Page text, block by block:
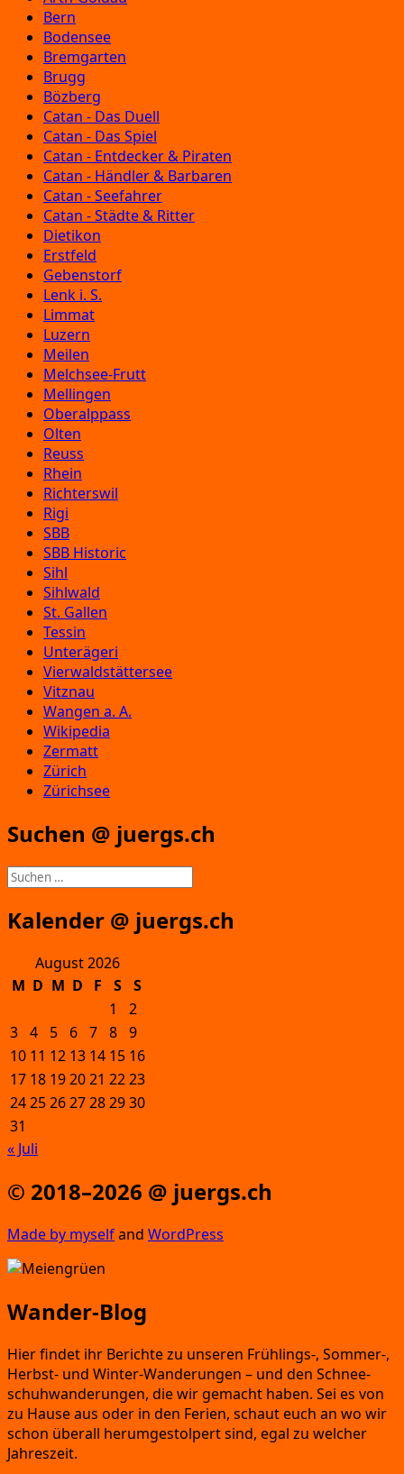
Bern
Bodensee
Bremgarten
Brugg
Bözberg
Catan - Das Duell
Catan - Das Spiel
Catan - Entdecker & Piraten
Catan - Händler & Barbaren
Catan - Seefahrer
Catan - Städte & Ritter
Dietikon
Erstfeld
Gebenstorf
Lenk i. S.
Limmat
Luzern
Meilen
Melchsee-Frutt
Mellingen
Oberalppass
Olten
Reuss
Rhein
Richterswil
Rigi
SBB
SBB Historic
Sihl
Sihlwald
St. Gallen
Tessin
Unterägeri
Vierwaldstättersee
Vitznau
Wangen a. A.
Wikipedia
Zermatt
Zürich
Zürichsee
Suchen @ juergs.ch
Suchen
nach:
Kalender @ juergs.ch
August 2026
M D M D F S
S
1
2
3 4 5 6 7 8 9
10 11 12 13 14 15 16
17 18 192021 2223
24252627282930
31
« Juli
© 2018–2026 @ juergs.ch
Made by mys­elfand Word­Press
Wander-Blog
Hier fin­det ihr Berich­te zu unse­ren Früh­lings-, Som­mer-,
Herbst- und Win­ter-Wan­de­run­gen – und den Schnee­
schuh­wan­de­run­gen, die wir gemacht haben. Sei es von
zu Hau­se aus oder in den Feri­en, schaut euch an wo wir
schon über­all her­um­ge­stol­pert sind, egal zu wel­cher
Jahreszeit.